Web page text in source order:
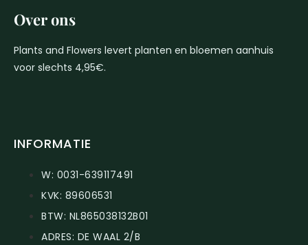
Over ons
Plants and Flowers levert planten en bloemen aanhuis
voor slechts 4,95€.
INFORMATIE
W: 0031-639117491
KVK: 89606531
BTW: NL865038132B01
ADRES: DE WAAL 2/B